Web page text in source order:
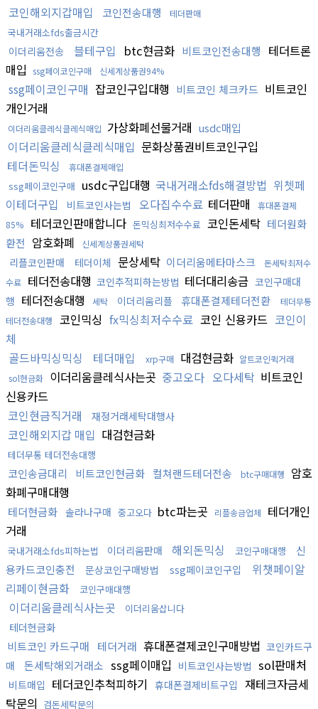
코인해외지갑매입
코인전송대행 테더판매
국내거래소fds출금시간
이더리움전송 블테구입 btc현금화 비트코인전송대행
테더트론
매입 ssg페이코인구매 신세계상품권94%
ssg페이코인구매 잡코인구입대행 비트코인 체크카드 비트코인
개인거래
이더리움클레식클레식매입 가상화폐선물거래 usdc매입
이더리움클레식클레식매입 문화상품권비트코인구입
테더돈믹싱
휴대폰결제매입
ssg페이코인구매 usdc구입대행 국내거래소fds해결방법 위쳇페
이테더구입
비트코인사는법 오다집수수료 테더판매
휴대폰결제
85%
테더코인판매합니다 돈믹싱최저수수료 코인돈세탁 테더원화
환전 암호화폐 신세계상품권세탁
리플코인판매 테더이체 문상세탁 이더리움메타마스크
돈세탁최저수
수료 테더전송대행 코인추적피하는방법 테더대리송금 코인구매대
행 테더전송대행 세탁 이더리움리플 휴대폰결제테더전환
테더무통
테더전송대행
코인믹싱 fx믹싱최저수수료 코인 신용카드 코인이
체
골드바믹싱믹싱
테더매입 xrp구매 대검현금화 알트코인퀵거래
sol현금화 이더리움클레식사는곳 중고오다 오다세탁 비트코인
신용카드
코인현금직거래
재정거래세탁대행사
코인해외지갑 매입 대검현금화
테더무통 테더전송대행
코인송금대리 비트코인현금화 컬쳐랜드테더전송 btc구매대행
암호
화폐구매대행
테더현금화 솔라나구매 중고오다 btc파는곳 리플송금업체
테더개인
거래
국내거래소fds피하는법 이더리움판매 해외돈믹싱 코인구매대행
신
용카드코인충전
문상코인구매방법 ssg페이코인구입
위챗페이알
리페이현금화
코인구매대행
이더리움클레식사는곳 이더리움삽니다
테더현금화
비트코인 카드구매 테더거래 휴대폰결제코인구매방법 코인카드구
매
돈세탁해외거래소 ssg페이매입 비트코인사는방법 sol판매처
비트매입 테더코인추척피하기 휴대폰결제비트구입 재테크자금세
탁문의 검돈세탁문의